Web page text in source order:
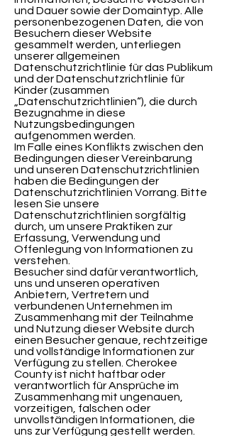
und Dauer sowie der Domaintyp. Alle
personenbezogenen Daten, die von
Besuchern dieser Website
gesammelt werden, unterliegen
unserer allgemeinen
Datenschutzrichtlinie für das Publikum
und der Datenschutzrichtlinie für
Kinder (zusammen
„Datenschutzrichtlinien“), die durch
Bezugnahme in diese
Nutzungsbedingungen
aufgenommen werden.
Im Falle eines Konflikts zwischen den
Bedingungen dieser Vereinbarung
und unseren Datenschutzrichtlinien
haben die Bedingungen der
Datenschutzrichtlinien Vorrang. Bitte
lesen Sie unsere
Datenschutzrichtlinien sorgfältig
durch, um unsere Praktiken zur
Erfassung, Verwendung und
Offenlegung von Informationen zu
verstehen.
Besucher sind dafür verantwortlich,
uns und unseren operativen
Anbietern, Vertretern und
verbundenen Unternehmen im
Zusammenhang mit der Teilnahme
und Nutzung dieser Website durch
einen Besucher genaue, rechtzeitige
und vollständige Informationen zur
Verfügung zu stellen. Cherokee
County ist nicht haftbar oder
verantwortlich für Ansprüche im
Zusammenhang mit ungenauen,
vorzeitigen, falschen oder
unvollständigen Informationen, die
uns zur Verfügung gestellt werden.